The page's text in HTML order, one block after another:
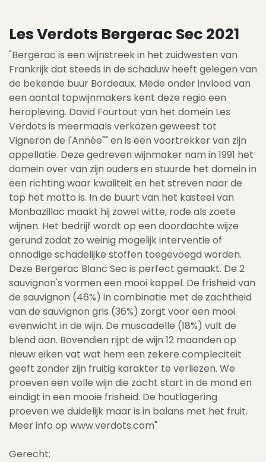
Les Verdots Bergerac Sec 2021
"Bergerac is een wijnstreek in het zuidwesten van
Frankrijk dat steeds in de schaduw heeft gelegen van
de bekende buur Bordeaux. Mede onder invloed van
een aantal topwijnmakers kent deze regio een
heropleving. David Fourtout van het domein Les
Verdots is meermaals verkozen geweest tot
Vigneron de l'Année"" en is een voortrekker van zijn
appellatie. Deze gedreven wijnmaker nam in 1991 het
domein over van zijn ouders en stuurde het domein in
een richting waar kwaliteit en het streven naar de
top het motto is. In de buurt van het kasteel van
Monbazillac maakt hij zowel witte, rode als zoete
wijnen. Het bedrijf wordt op een doordachte wijze
gerund zodat zo weinig mogelijk interventie of
onnodige schadelijke stoffen toegevoegd worden.
Deze Bergerac Blanc Sec is perfect gemaakt. De 2
sauvignon's vormen een mooi koppel. De frisheid van
de sauvignon (46%) in combinatie met de zachtheid
van de sauvignon gris (36%) zorgt voor een mooi
evenwicht in de wijn. De muscadelle (18%) vult de
blend aan. Bovendien rijpt de wijn 12 maanden op
nieuw eiken vat wat hem een zekere compleciteit
geeft zonder zijn fruitig karakter te verliezen. We
proeven een volle wijn die zacht start in de mond en
eindigt in een mooie frisheid. De houtlagering
proeven we duidelijk maar is in balans met het fruit.
Meer info op www.verdots.com"
Gerecht: